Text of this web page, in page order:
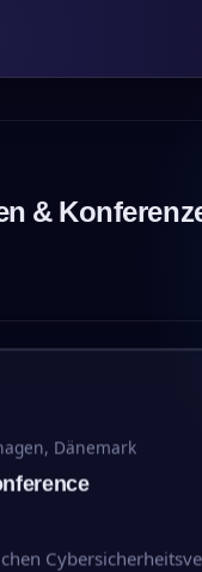
&
Dänemark